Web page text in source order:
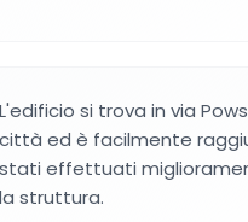
L'edificio si trova in via
città ed è facilmente
stati effettuati
la struttura.